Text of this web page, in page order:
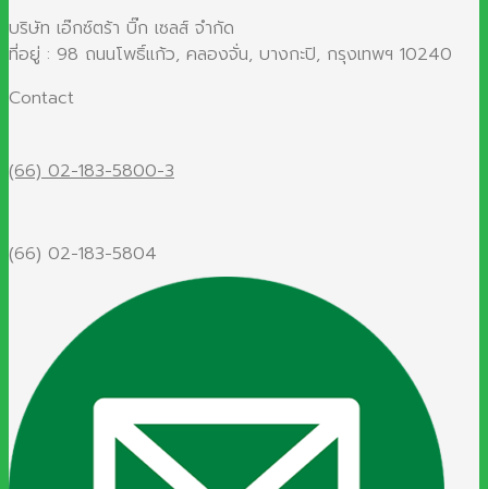
บริษัท เอ๊กซ์ตร้า บิ๊ก เซลส์ จำกัด
ที่อยู่ : 98 ถนนโพธิ์แก้ว, คลองจั่น, บางกะปิ, กรุงเทพฯ 10240
Contact
(66) 02-183-5800-3
(66) 02-183-5804